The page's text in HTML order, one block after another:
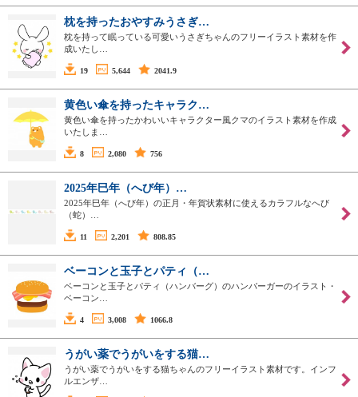
枕を持ったおやすみうさぎ…
枕を持って眠っている可愛いうさぎちゃんのフリーイラスト素材を作
成いたし…
19 5,644 2041.9
黄色い傘を持ったキャラク…
黄色い傘を持ったかわいいキャラクター風クマのイラスト素材を作成
いたしま…
8 2,080 756
2025年巳年（へび年）…
2025年巳年（へび年）の正月・年賀状素材に使えるカラフルなへび
（蛇）…
11 2,201 808.85
ベーコンと玉子とパティ（…
ベーコンと玉子とパティ（ハンバーグ）のハンバーガーのイラスト・
ベーコン…
4 3,008 1066.8
うがい薬でうがいをする猫…
うがい薬でうがいをする猫ちゃんのフリーイラスト素材です。インフ
ルエンザ…